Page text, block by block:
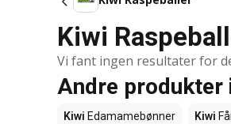
Kiwi
Vi fant ingen resultater for
Andre produkter
Kiwi Edamamebønner Kiwi